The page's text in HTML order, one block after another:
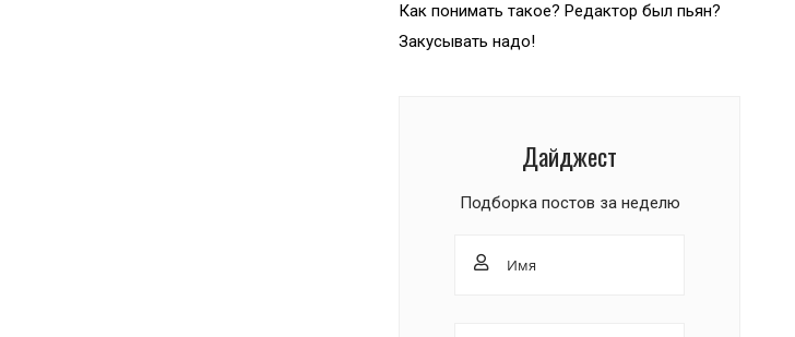
Как понимать такое? Редактор был пьян?
Закусывать надо!
Дайджест
Подборка постов за неделю